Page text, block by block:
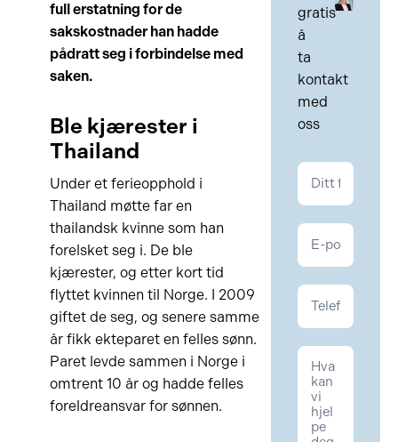
full erstatning for de
sakskostnader han hadde
pådratt seg i forbindelse med
saken.
Ble kjærester i
Thailand
Under et ferieopphold i
Thailand møtte far en
thailandsk kvinne som han
forelsket seg i. De ble
kjærester, og etter kort tid
flyttet kvinnen til Norge. I 2009
giftet de seg, og senere samme
år fikk ekteparet en felles sønn.
Paret levde sammen i Norge i
omtrent 10 år og hadde felles
foreldreansvar for sønnen.
gratis
å
ta
kontakt
med
oss
Kontakt